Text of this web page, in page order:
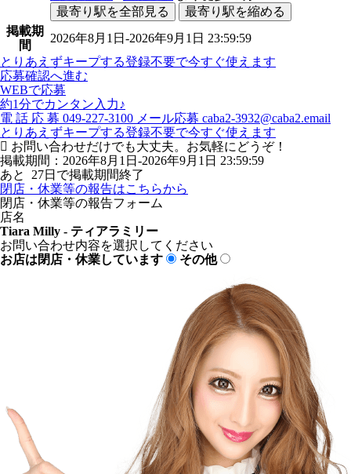
最寄り駅を全部見る
最寄り駅を縮める
掲載期
間
2026年8月1日-2026年9月1日 23:59:59
とりあえずキープする登録不要で今すぐ使えます
応募確認へ進む
WEBで応募
約1分でカンタン入力♪
電 話 応 募 049-227-3100 メール応募 caba2-3932@caba2.email
とりあえずキープする登録不要で今すぐ使えます
お問い合わせだけでも大丈夫。お気軽にどうぞ！
掲載期間：2026年8月1日-2026年9月1日 23:59:59
あと 27日で掲載期間終了
閉店・休業等の報告はこちらから
閉店・休業等の報告フォーム
店名
Tiara Milly - ティアラミリー
お問い合わせ内容を選択してください
お店は閉店・休業しています
その他